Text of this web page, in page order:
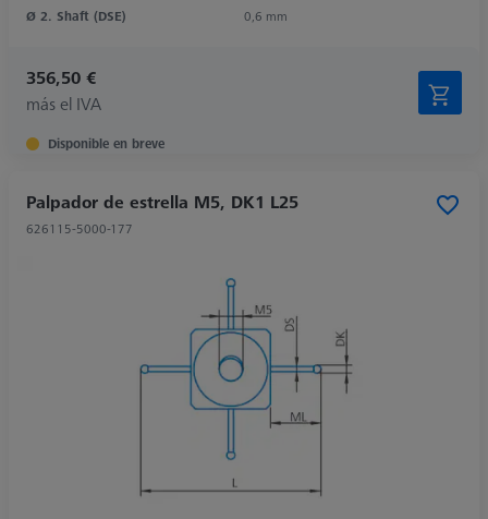
Ø 2. Shaft (DSE)
0,6 mm
356,50 €
más el IVA
Disponible en breve
Palpador de estrella M5, DK1 L25
626115-5000-177